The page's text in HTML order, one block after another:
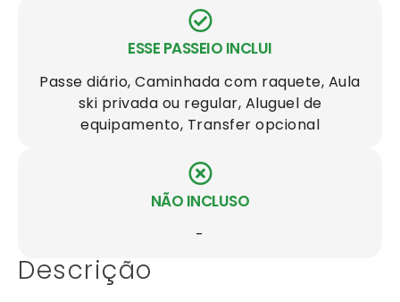
ESSE PASSEIO INCLUI
Passe diário, Caminhada com raquete, Aula
ski privada ou regular, Aluguel de
equipamento, Transfer opcional
NÃO INCLUSO
-
Descrição